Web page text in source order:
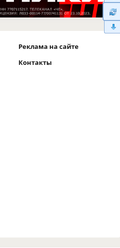
Реклама на сайте
Контакты